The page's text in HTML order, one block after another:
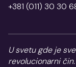
+381 (011) 30 30
U svetu gde je
revolucionarni čin.